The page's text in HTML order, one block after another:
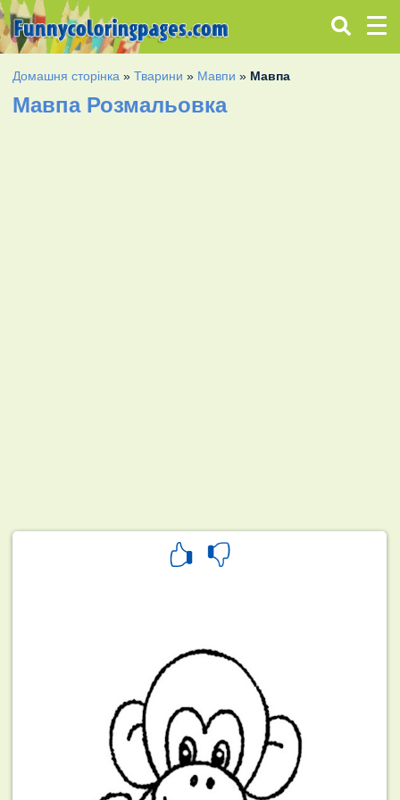
Домашня сторінка »Тварини » Мавпи » Мавпа
Мавпа Розмальовка